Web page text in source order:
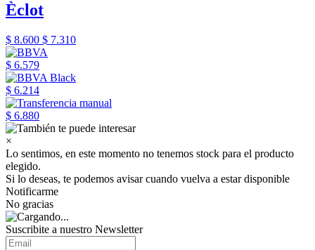
Èclot
$ 8.600 $ 7.310
$ 6.579
$ 6.214
$ 6.880
×
Lo sentimos, en este momento no tenemos stock para el producto
elegido.
Si lo deseas, te podemos avisar cuando vuelva a estar disponible
Notificarme
No gracias
Suscribite a nuestro Newsletter